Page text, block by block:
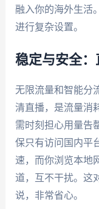
融入你的海外生活
进行复杂设置。
稳定与安全
无限流量和智能分
清直播，是流量消
需时刻担心用量告
保只有访问国内平
速，而你浏览本地
道，互不干扰。这
说，非常省心。